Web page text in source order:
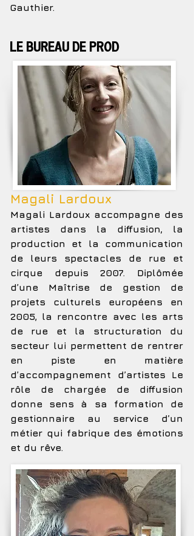
Gauthier.
Le bureau de prod
Magali Lardoux
Magali Lardoux accompagne des
artistes dans la diffusion, la
production et la communication
de leurs spectacles de rue et
cirque depuis 2007. Diplômée
d’une Maîtrise de gestion de
projets culturels européens en
2005, la rencontre avec les arts
de rue et la structuration du
secteur lui permettent de rentrer
en piste en matière
d’accompagnement d’artistes Le
rôle de chargée de diffusion
donne sens à sa formation de
gestionnaire au service d’un
métier qui fabrique des émotions
et du rêve.